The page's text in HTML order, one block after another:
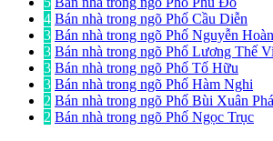
4 Bán nhà trong ngõ Phố Cầu Diễn
3 Bán nhà trong ngõ Phố Nguyễn
3 Bán nhà trong ngõ Phố Lương Thế
3 Bán nhà trong ngõ Phố Tố Hữu
3 Bán nhà trong ngõ Phố Hàm Nghi
2 Bán nhà trong ngõ Phố Bùi Xuân
2 Bán nhà trong ngõ Phố Ngọc Trục